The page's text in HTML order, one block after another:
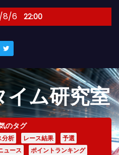
8/6 22:00
イム研究室
のタグ
分析 レース結果
予選
ュース ポイントランキング